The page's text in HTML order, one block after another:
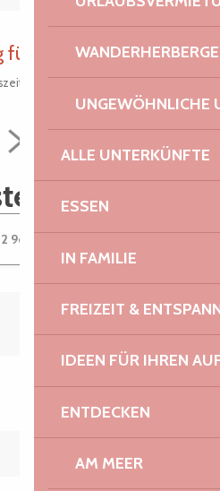
UNGEWÖHNLICHE
ALLE UNTERKÜNFTE
ESSEN
IN FAMILIE
FREIZEIT &
IDEEN FÜR IHREN
ENTDECKEN
AM MEER
für heute
ansehen
BIS ZUM
10.
96 15 38